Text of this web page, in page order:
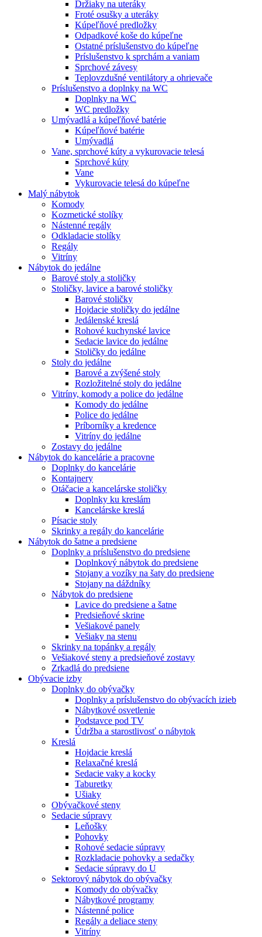
Držiaky na uteráky
Froté osušky a uteráky
Kúpeľňové predložky
Odpadkové koše do kúpeľne
Ostatné príslušenstvo do kúpeľne
Príslušenstvo k sprchám a vaniam
Sprchové závesy
Teplovzdušné ventilátory a ohrievače
Príslušenstvo a doplnky na WC
Doplnky na WC
WC predložky
Umývadlá a kúpeľňové batérie
Kúpeľňové batérie
Umývadlá
Vane, sprchové kúty a vykurovacie telesá
Sprchové kúty
Vane
Vykurovacie telesá do kúpeľne
Malý nábytok
Komody
Kozmetické stolíky
Nástenné regály
Odkladacie stolíky
Regály
Vitríny
Nábytok do jedálne
Barové stoly a stoličky
Stoličky, lavice a barové stoličky
Barové stoličky
Hojdacie stoličky do jedálne
Jedálenské kreslá
Rohové kuchynské lavice
Sedacie lavice do jedálne
Stoličky do jedálne
Stoly do jedálne
Barové a zvýšené stoly
Rozložitelné stoly do jedálne
Vitríny, komody a police do jedálne
Komody do jedálne
Police do jedálne
Príborníky a kredence
Vitríny do jedálne
Zostavy do jedálne
Nábytok do kancelárie a pracovne
Doplnky do kancelárie
Kontajnery
Otáčacie a kancelárske stoličky
Doplnky ku kreslám
Kancelárske kreslá
Písacie stoly
Skrinky a regály do kancelárie
Nábytok do šatne a predsiene
Doplnky a príslušenstvo do predsiene
Doplnkový nábytok do predsiene
Stojany a vozíky na šaty do predsiene
Stojany na dáždníky
Nábytok do predsiene
Lavice do predsiene a šatne
Predsieňové skrine
Vešiakové panely
Vešiaky na stenu
Skrinky na topánky a regály
Vešiakové steny a predsieňové zostavy
Zrkadlá do predsiene
Obývacie izby
Doplnky do obývačky
Doplnky a príslušenstvo do obývacích izieb
Nábytkové osvetlenie
Podstavce pod TV
Údržba a starostlivosť o nábytok
Kreslá
Hojdacie kreslá
Relaxačné kreslá
Sedacie vaky a kocky
Taburetky
Ušiaky
Obývačkové steny
Sedacie súpravy
Leňošky
Pohovky
Rohové sedacie súpravy
Rozkladacie pohovky a sedačky
Sedacie súpravy do U
Sektorový nábytok do obývačky
Komody do obývačky
Nábytkové programy
Nástenné police
Regály a deliace steny
Vitríny